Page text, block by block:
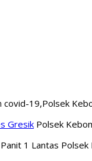
covid-19,Polsek
Gresik Polsek
1 Lantas